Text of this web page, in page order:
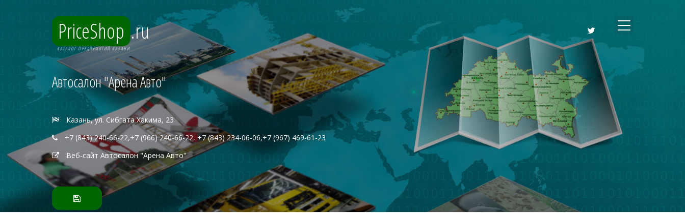
PriceShop .ru
КАТАЛОГ ПРЕДПРИЯТИЙ КАЗАНИ
Автосалон "Арена Авто"
Казань, ул. Сибгата Хакима, 23
+7 (843) 240-66-22,+7 (966) 240-66-22, +7 (843) 234-06-06,+7 (967) 469-61-23
Веб-сайт Автосалон "Арена Авто"